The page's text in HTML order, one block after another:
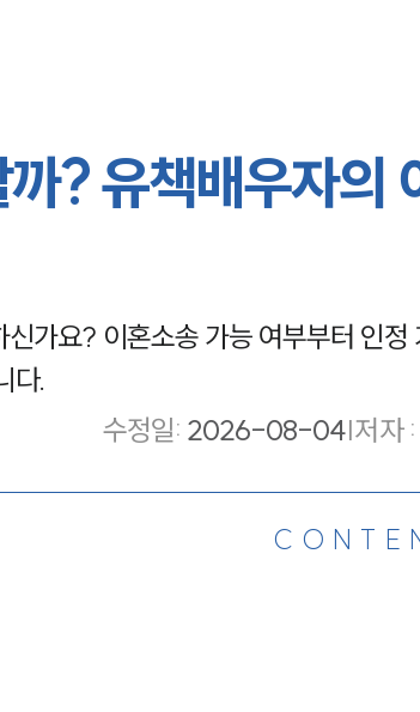
? 유책배우자의
가요? 이혼소송 가능 여부부터 인정
다.
수정일: 2026-08-04|저자 :